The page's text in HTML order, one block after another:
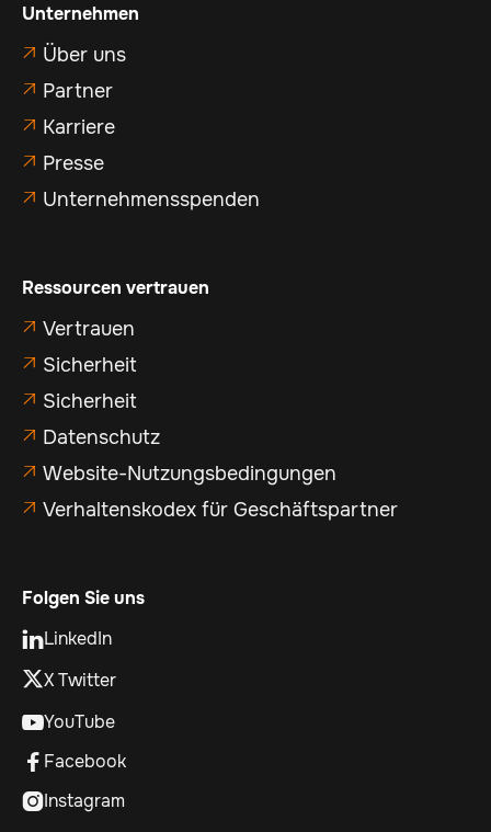
Unternehmen
 Über uns
 Partner
 Karriere
 Presse
 Unternehmensspenden
Ressourcen vertrauen
 Vertrauen
 Sicherheit
 Sicherheit
 Datenschutz
 Website-Nutzungsbedingungen
 Verhaltenskodex für Geschäftspartner
Folgen Sie uns
LinkedIn
X Twitter
YouTube
 Facebook
Instagram